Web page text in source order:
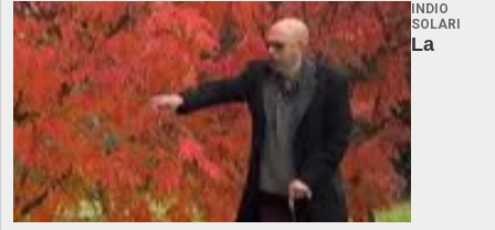
INDIO
SOLARI
La